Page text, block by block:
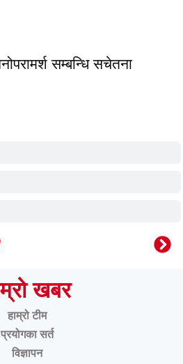
सम्बन्धि सचेतना
खबर
हाम्रो टीम
प्रयोगका सर्त
विज्ञापन